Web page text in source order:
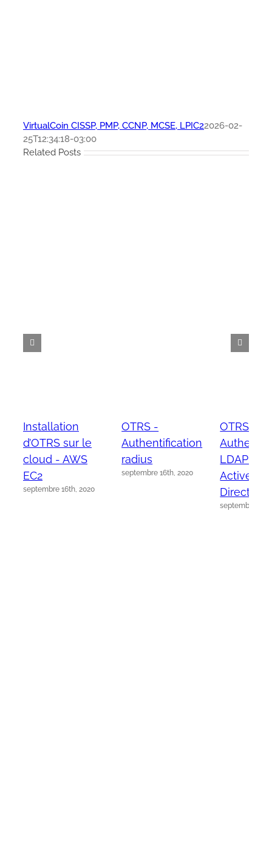
VirtualCoin CISSP, PMP, CCNP, MCSE, LPIC22026-02-
25T12:34:18-03:00
Related Posts
Installation
d’OTRS sur le
cloud - AWS
EC2
septembre 16th, 2020
OTRS -
Authentification
radius
septembre 16th, 2020
OTRS -
LDAP sur
Active
Directory
septembre